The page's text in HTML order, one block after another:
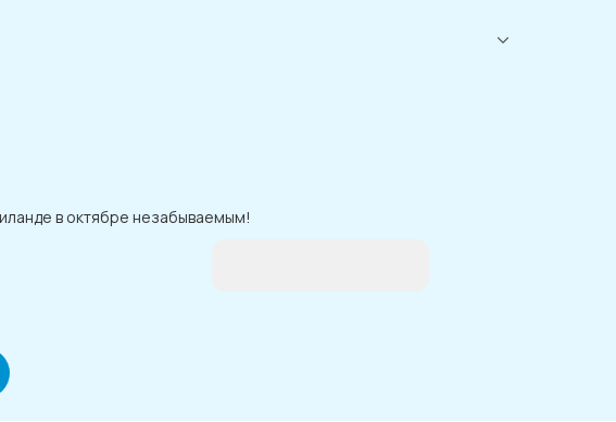
в октябре незабываемым!